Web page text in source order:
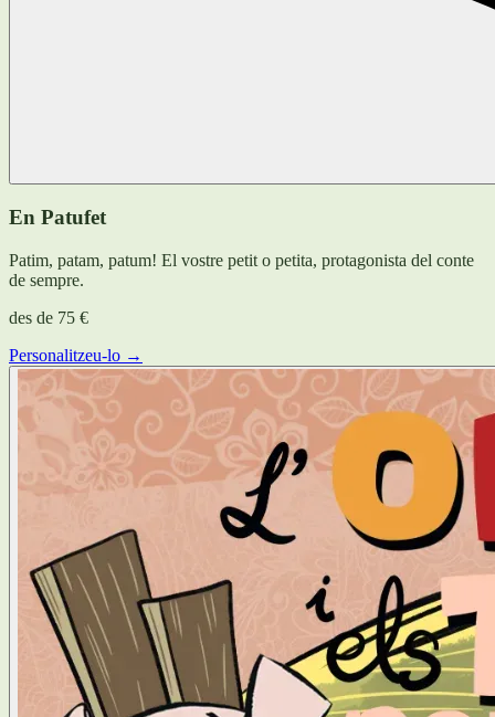
En Patufet
Patim, patam, patum! El vostre petit o petita, protagonista del conte
de sempre.
des de 75 €
Personalitzeu-lo →